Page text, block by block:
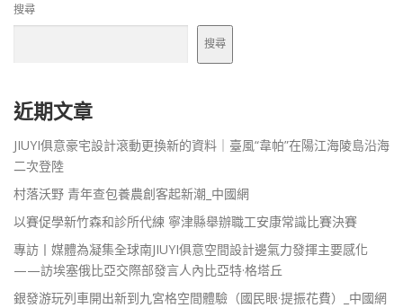
搜尋
搜尋
近期文章
JIUYI俱意豪宅設計滾動更換新的資料｜臺風“韋帕”在陽江海陵島沿海
二次登陸
村落沃野 青年查包養農創客起新潮_中國網
以賽促學新竹森和診所代練 寧津縣舉辦職工安康常識比賽決賽
專訪丨媒體為凝集全球南JIUYI俱意空間設計邊氣力發揮主要感化
——訪埃塞俄比亞交際部發言人內比亞特·格塔丘
銀發游玩列車開出新到九宮格空間體驗（國民眼·提振花費）_中國網